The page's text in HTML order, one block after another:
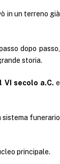
in un terreno già
dopo passo,
storia.
VI secolo a.C. e
sistema funerario
principale.